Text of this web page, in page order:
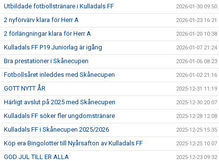
Utbildade fotbollstränare i Kulladals FF 2026-01-30 09:50
2 nyförvärv klara för Herr A 2026-01-23 16:21
2 förlängningar klara för Herr A 2026-01-20 10:38
Kulladals FF P19 Juniorlag är igång 2026-01-07 21:24
Bra prestationer i Skånecupen 2026-01-06 08:23
Fotbollsåret inleddes med Skånecupen 2026-01-02 21:16
GOTT NYTT ÅR 2025-12-31 11:19
Härligt avslut på 2025 med Skånecupen 2025-12-30 20:07
Kulladals FF söker fler ungdomstränare 2025-12-28 12:08
Kulladals FF i Skånecupen 2025/2026 2025-12-25 15:35
Köp era Bingolotter till Nyårsafton av Kulladals FF 2025-12-25 10:07
GOD JUL TILL ER ALLA 2025-12-23 09:32